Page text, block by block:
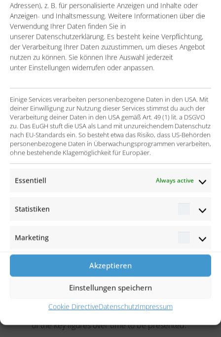
Adressen), z. B. für personalisierte Anzeigen und Inhalte oder
Anzeigen- und Inhaltsmessung. Weitere Informationen über die
Verwendung Ihrer Daten finden Sie in
unserer Datenschutzerklärung. Es besteht keine Verpflichtung,
der Verarbeitung Ihrer Daten zuzustimmen, um dieses Angebot
nutzen zu können. Sie können Ihre Auswahl jederzeit
unter Einstellungen widerrufen oder anpassen.
Einige Services verarbeiten personenbezogene Daten in den USA. Mit
deiner Einwilligung zur Nutzung dieser Services stimmst du auch der
Verarbeitung deiner Daten in den USA gemäß Art. 49 (1) lit. a DSGVO
zu. Das EuGH stuft die USA als Land mit unzureichendem Datenschutz
nach EU-Standards ein. So besteht etwa das Risiko, dass US-Behörden
personenbezogene Daten in Überwachungsprogrammen verarbeiten,
ohne bestehende Klagemöglichkeit für Europäer.
Essentiell Always active
Statistiken
Marketing
Akzeptieren
Einstellungen speichern
Cookie DirectiveDatenschutzImpressum
The project objective was to improve the
sustainability report in terms of data quality and
level of detail, and to simplify the data collection
processes.
The sustainability reporting criteria are
operationalized through calculable KPIs.
Existing data from the ERP systems is used to
calculate the KPIs; additional data required is
collected via a structured input system.
The data is conveniently merged in SAP BI.
subsidiaries is realized using SAP BI Integrated
The success
More detailed data basis for the preparation of the
sustainability report with simplified data collection.
Quarterly data collection enables the development
of the key figures over time to be presented.